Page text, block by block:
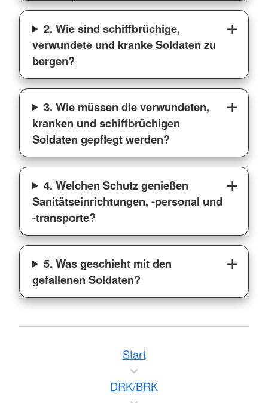
2. Wie sind schiffbrüchige,
verwundete und kranke Soldaten zu
bergen?
3. Wie müssen die verwundeten,
kranken und schiffbrüchigen
Soldaten gepflegt werden?
4. Welchen Schutz genießen
Sanitätseinrichtungen, -personal und
-transporte?
5. Was geschieht mit den
gefallenen Soldaten?
Start
DRK/BRK